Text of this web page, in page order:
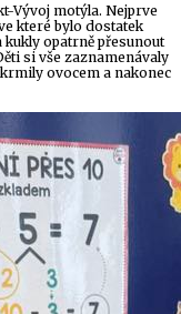
Vývoj motýla. Nejprve
které bylo dostatek
opatrně přesunout
si vše zaznamenávaly
ovocem a nakonec